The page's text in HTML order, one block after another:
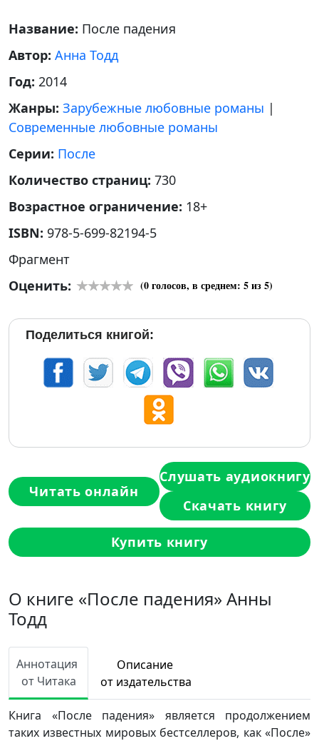
Название: После падения
Автор: Анна Тодд
Год: 2014
Жанры: Зарубежные любовные романы |
Современные любовные романы
Серии: После
Количество страниц: 730
Возрастное ограничение: 18+
ISBN: 978-5-699-82194-5
Фрагмент
Оценить:
(0голосов, в среднем: 5из 5)
Поделиться книгой:
Читать онлайн
Слушать аудиокнигу
Скачать книгу
Купить книгу
О книге «После падения» Анны
Тодд
Аннотация
от Читака
Описание
от издательства
Книга «После падения» является продолжением
таких известных мировых бестселлеров, как «После»